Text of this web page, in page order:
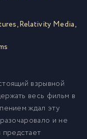
,Relativity Media,
взрывной
весь фильм в
ждал эту
и не